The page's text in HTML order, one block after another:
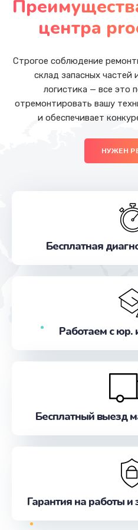
от 700
Замена
от 500
Ремонт
Корпусный ремонт
от
Замена / ремонт
от 500
центра
Строгое соблюдение
склад запасных частей
логистика — все это
отремонтировать вашу
и обеспечивает
НУЖЕН
Бесплатная
Работаем с юр.
Бесплатный выезд
Гарантия на работы и